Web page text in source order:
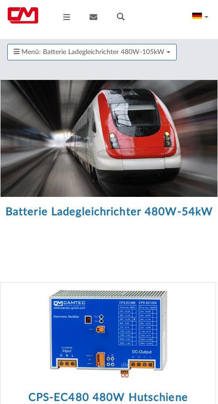
Menü: Batterie Ladegleichrichter 480W-105kW
Batterie Ladegleichrichter 480W-54kW
CPS-EC480 480W Hutschiene